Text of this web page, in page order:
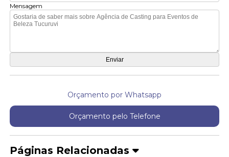
Mensagem
Orçamento por Whatsapp
Orçamento pelo Telefone
Páginas Relacionadas